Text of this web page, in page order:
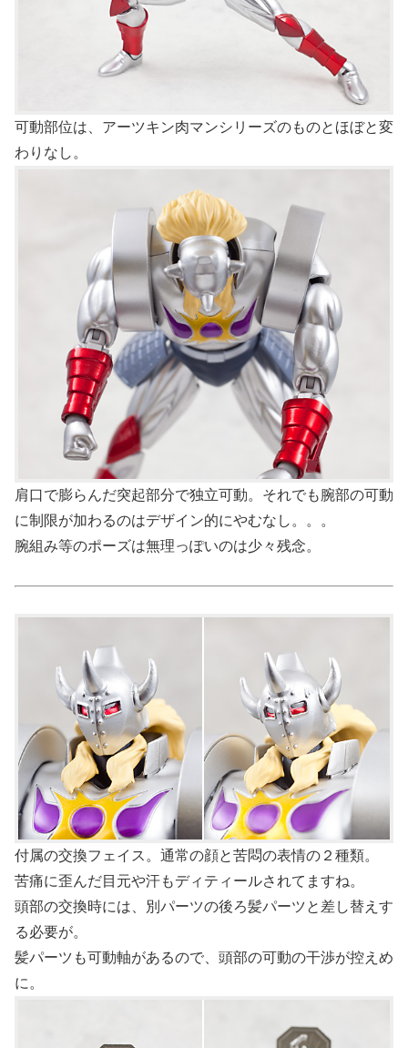
可動部位は、アーツキン肉マンシリーズのものとほぼと変
わりなし。
肩口で膨らんだ突起部分で独立可動。それでも腕部の可動
に制限が加わるのはデザイン的にやむなし。。。
腕組み等のポーズは無理っぽいのは少々残念。
付属の交換フェイス。通常の顔と苦悶の表情の２種類。
苦痛に歪んだ目元や汗もディティールされてますね。
頭部の交換時には、別パーツの後ろ髪パーツと差し替えす
る必要が。
髪パーツも可動軸があるので、頭部の可動の干渉が控えめ
に。